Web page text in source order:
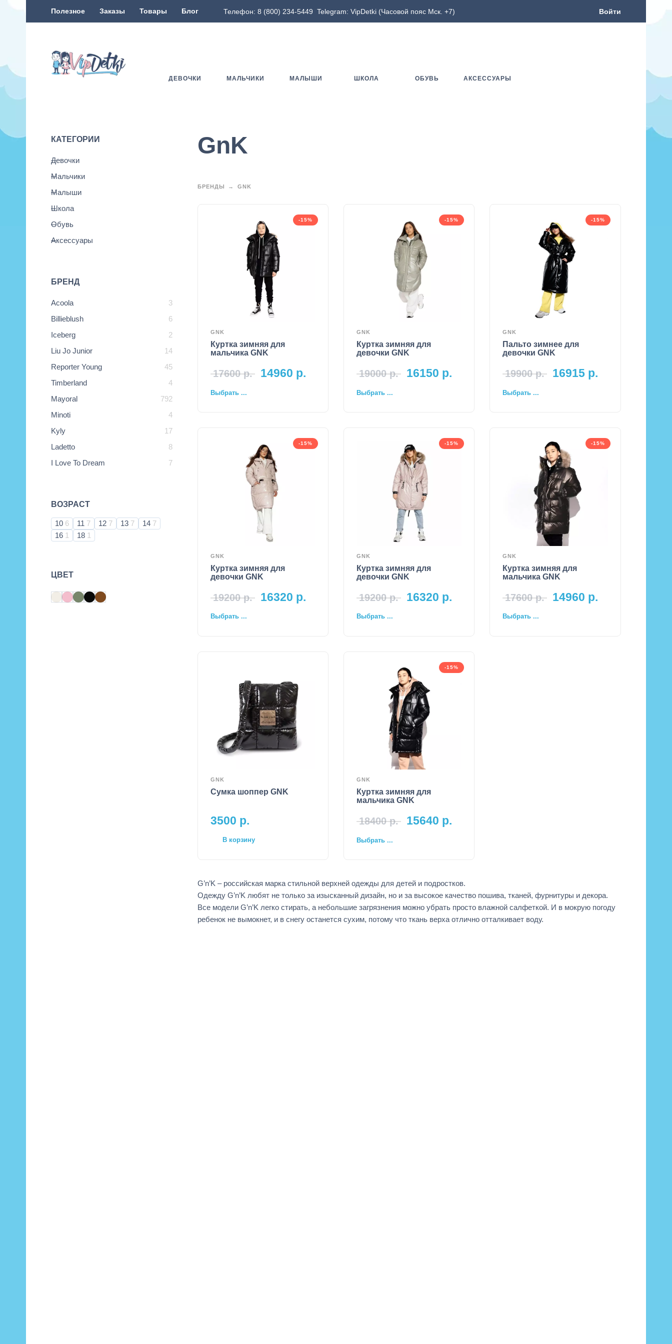
Полезное Заказы Товары Блог Телефон: 8 (800) 234-5449 Telegram: VipDetki (Часовой пояс Мск. +7) Войти
ДЕВОЧКИ МАЛЬЧИКИ МАЛЫШИ ШКОЛА ОБУВЬ АКСЕССУАРЫ
КАТЕГОРИИ
Девочки
Мальчики
Малыши
Школа
Обувь
Аксессуары
БРЕНД
Acoola
3
Billieblush
6
Iceberg
2
Liu Jo Junior
14
Reporter Young
45
Timberland
4
Mayoral
792
Minoti
4
Kyly
17
Ladetto
8
I Love To Dream
7
ВОЗРАСТ
10 6 11 7 12 7 13 7 14 7
16 1 18 1
ЦВЕТ
GnK
БРЕНДЫ GNK
-15%
GNK
Куртка зимняя для
мальчика GNK
17600р. 14960 р.
Выбрать ...
-15%
GNK
Куртка зимняя для
девочки GNK
19000р. 16150 р.
Выбрать ...
-15%
GNK
Пальто зимнее для
девочки GNK
19900р. 16915 р.
Выбрать ...
-15%
GNK
Куртка зимняя для
девочки GNK
19200р. 16320 р.
Выбрать ...
-15%
GNK
Куртка зимняя для
девочки GNK
19200р. 16320 р.
Выбрать ...
-15%
GNK
Куртка зимняя для
мальчика GNK
17600р. 14960 р.
Выбрать ...
GNK
Сумка шоппер GNK
3500 р.
В корзину
-15%
GNK
Куртка зимняя для
мальчика GNK
18400р. 15640 р.
Выбрать ...
G’n’K – российская марка стильной верхней одежды для детей и подростков.
Одежду G’n’K любят не только за изысканный дизайн, но и за высокое качество пошива, тканей, фурнитуры и декора.
Все модели G’n’K легко стирать, а небольшие загрязнения можно убрать просто влажной салфеткой. И в мокрую погоду
ребенок не вымокнет, и в снегу останется сухим, потому что ткань верха отлично отталкивает воду.